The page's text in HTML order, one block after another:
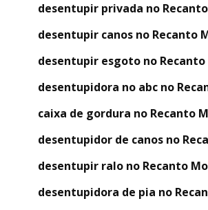
desentupir privada no
desentupir canos no Recanto
desentupir esgoto no
desentupidora no abc no
caixa de gordura no Recanto
desentupidor de canos no
desentupir ralo no Recanto
desentupidora de pia no